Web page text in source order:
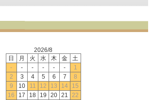
2026/8
日
月 火 水 木 金
土
-
- - - - -
1
2
3 4 5 6 7
8
9
10 11 12 13 14
15
16
17 18 19 20 21 22